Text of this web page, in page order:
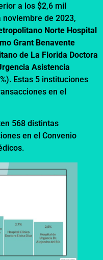
a los $2,6 mil
de 2023,
Norte Hospital
Grant Benavente
de La Florida Doctora
Asistencia
Estas 5 instituciones
en el
568 distintas
en el Convenio